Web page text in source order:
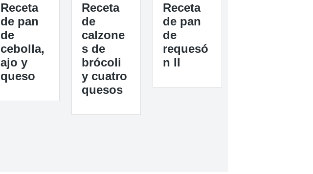
Receta
de pan
de
cebolla,
ajo y
queso
Receta
de
calzone
s de
brócoli
y cuatro
quesos
Receta
de pan
de
requesó
n II